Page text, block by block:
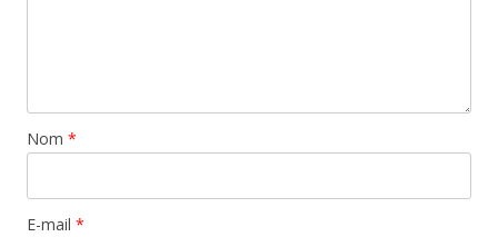
Nom *
E-mail *